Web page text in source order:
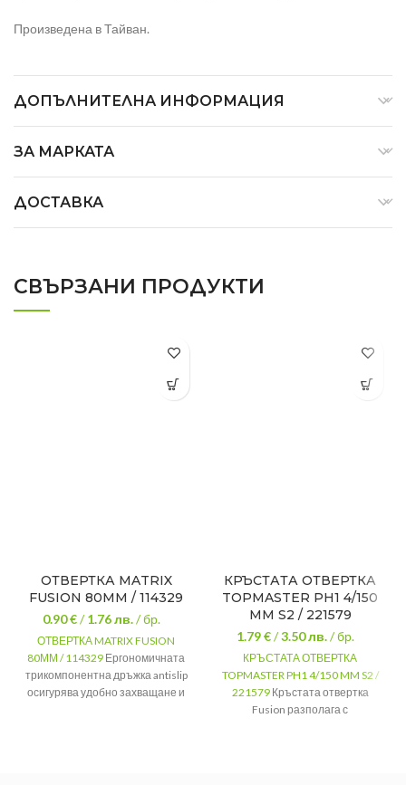
Произведена в Тайван.
ДОПЪЛНИТЕЛНА ИНФОРМАЦИЯ
ЗА МАРКАТА
ДОСТАВКА
СВЪРЗАНИ ПРОДУКТИ
ОТВЕРТКА MATRIX
FUSION 80ММ / 114329
0.90 €/1.76лв./ бр.
ОТВЕРТКА MATRIX FUSION
80ММ / 114329 Ергономичната
трикомпонентна дръжка antislip
осигурява удобно захващане и
КРЪСТАТА ОТВЕРТКА
TOPMASTER PH1 4/150
MM S2 / 221579
1.79 €/3.50лв./ бр.
КРЪСТАТА ОТВЕРТКА
TOPMASTER PH1 4/150 MM S2 /
221579Кръстата отвертка
Fusion разполага с